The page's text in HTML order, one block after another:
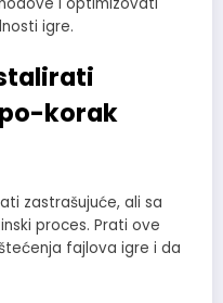
i optimizovati
igre.
korak
zastrašujuće, ali sa
proces. Prati ove
fajlova igre i da